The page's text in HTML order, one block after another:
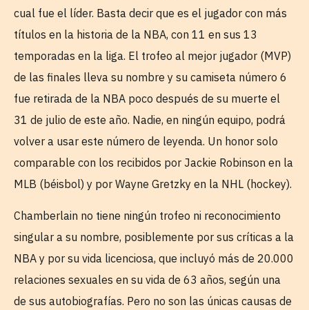
cual fue el líder. Basta decir que es el jugador con más
títulos en la historia de la NBA, con 11 en sus 13
temporadas en la liga. El trofeo al mejor jugador (MVP)
de las finales lleva su nombre y su camiseta número 6
fue retirada de la NBA poco después de su muerte el
31 de julio de este año. Nadie, en ningún equipo, podrá
volver a usar este número de leyenda. Un honor solo
comparable con los recibidos por Jackie Robinson en la
MLB (béisbol) y por Wayne Gretzky en la NHL (hockey).
Chamberlain no tiene ningún trofeo ni reconocimiento
singular a su nombre, posiblemente por sus críticas a la
NBA y por su vida licenciosa, que incluyó más de 20.000
relaciones sexuales en su vida de 63 años, según una
de sus autobiografías. Pero no son las únicas causas de